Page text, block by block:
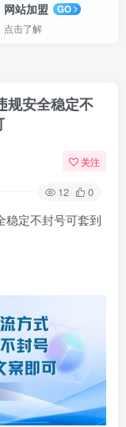
网站加盟
GO
点击了解
规安全稳定不
关注
12 0
稳定不封号可套到